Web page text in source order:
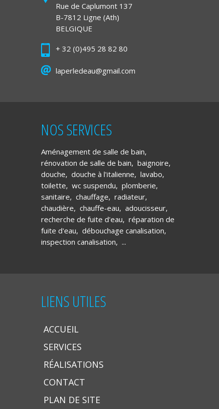
Rue de Caplumont 137
B-7812 Ligne (Ath)
BELGIQUE
+ 32 (0)495 28 82 80
laperledeau@gmail.com
NOS SERVICES
Aménagement de salle de bain,
rénovation de salle de bain, baignoire,
douche, douche à l'italienne, lavabo,
toilette, wc suspendu, plomberie,
sanitaire, chauffage, radiateur,
chaudière, chauffe-eau, adoucisseur,
recherche de fuite d'eau, réparation de
fuite d'eau, débouchage canalisation,
inspection canalisation, ...
LIENS UTILES
ACCUEIL
SERVICES
RÉALISATIONS
CONTACT
PLAN DE SITE